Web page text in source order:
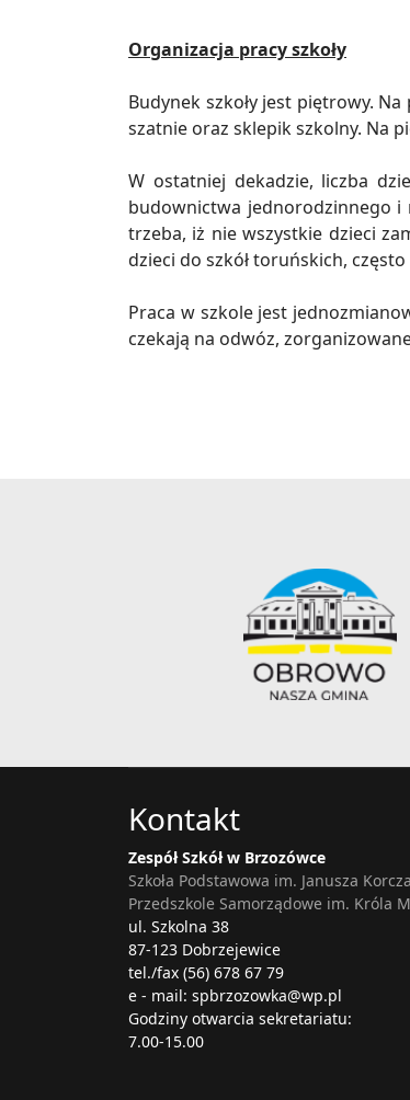
Organizacja pracy szkoły
Budynek szkoły jest piętrowy.
szatnie oraz sklepik szkolny. Na
W ostatniej dekadzie, liczba
budownictwa jednorodzinnego i
trzeba, iż nie wszystkie dzieci
dzieci do szkół toruńskich,
Praca w szkole jest
czekają na odwóz,
Kontakt
Zespół Szkół w Brzozówce
Szkoła Podstawowa im. Janusza
Przedszkole Samorządowe im. Króla
ul. Szkolna 38
87-123 Dobrzejewice
tel./fax (56) 678 67 79
e - mail: spbrzozowka@wp.pl
Godziny otwarcia sekretariatu:
7.00-15.00